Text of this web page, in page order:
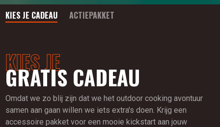
KIES JE CADEAU ACTIEPAKKET
KIES JE
GRATIS CADEAU
Omdat we zo blij zijn dat we het outdoor cooking avontuur
samen aan gaan willen we iets extra's doen. Krijg een
accessoire pakket voor een mooie kickstart aan jouw